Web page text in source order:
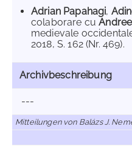
Adrian Papahagi,
colaborare cu
medievale
2018, S. 162 (Nr. 469).
Archivbeschreibung
---
Mitteilungen von Balázs J.